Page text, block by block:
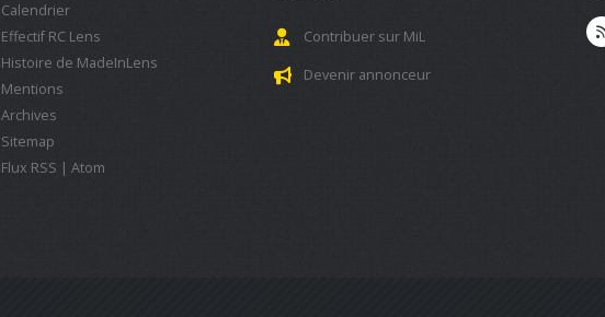
Calendrier
Effectif RC Lens
Histoire de MadeInLens
Mentions
Archives
Sitemap
Flux RSS | Atom
Contribuer sur MiL
Devenir annonceur